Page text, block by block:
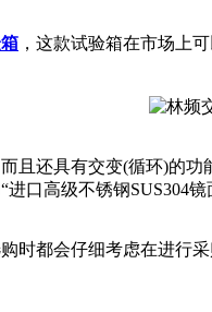
，这款试验箱在市场上
且还具有交变(循环)的
口高级不锈钢SUS304
时都会仔细考虑在进行